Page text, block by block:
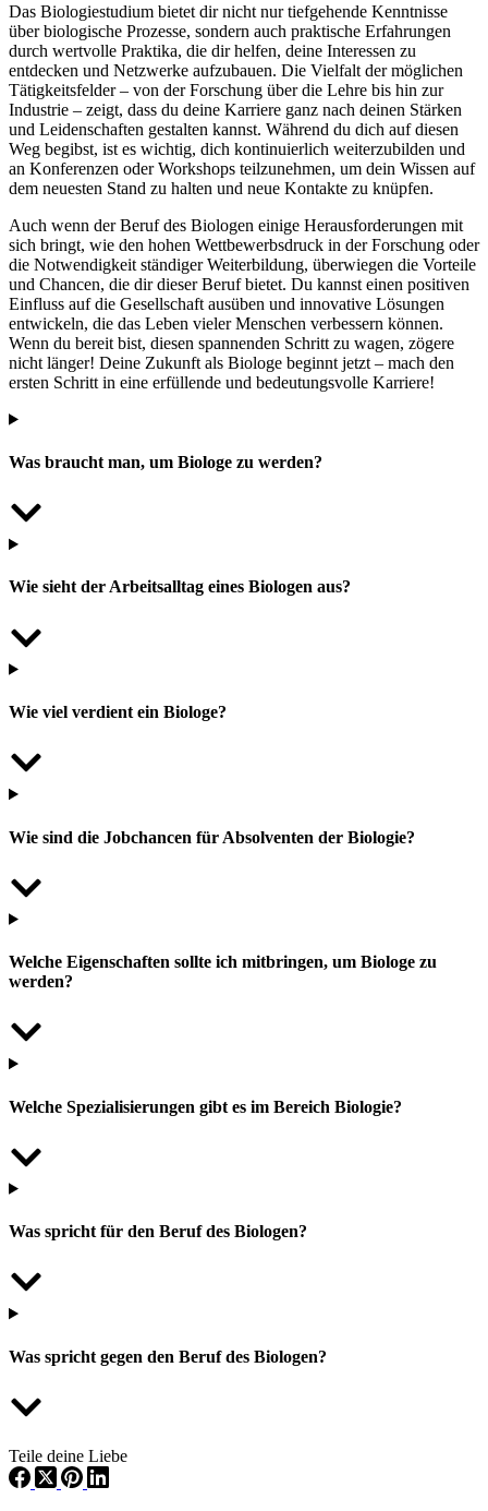
Das Biologiestudium bietet dir nicht nur tiefgehende Kenntnisse
über biologische Prozesse, sondern auch praktische Erfahrungen
durch wertvolle Praktika, die dir helfen, deine Interessen zu
entdecken und Netzwerke aufzubauen. Die Vielfalt der möglichen
Tätigkeitsfelder – von der Forschung über die Lehre bis hin zur
Industrie – zeigt, dass du deine Karriere ganz nach deinen Stärken
und Leidenschaften gestalten kannst. Während du dich auf diesen
Weg begibst, ist es wichtig, dich kontinuierlich weiterzubilden und
an Konferenzen oder Workshops teilzunehmen, um dein Wissen auf
dem neuesten Stand zu halten und neue Kontakte zu knüpfen.
Auch wenn der Beruf des Biologen einige Herausforderungen mit
sich bringt, wie den hohen Wettbewerbsdruck in der Forschung oder
die Notwendigkeit ständiger Weiterbildung, überwiegen die Vorteile
und Chancen, die dir dieser Beruf bietet. Du kannst einen positiven
Einfluss auf die Gesellschaft ausüben und innovative Lösungen
entwickeln, die das Leben vieler Menschen verbessern können.
Wenn du bereit bist, diesen spannenden Schritt zu wagen, zögere
nicht länger! Deine Zukunft als Biologe beginnt jetzt – mach den
ersten Schritt in eine erfüllende und bedeutungsvolle Karriere!
Was braucht man, um Biologe zu werden?
Wie sieht der Arbeitsalltag eines Biologen aus?
Wie viel verdient ein Biologe?
Wie sind die Jobchancen für Absolventen der Biologie?
Welche Eigenschaften sollte ich mitbringen, um Biologe zu
werden?
Welche Spezialisierungen gibt es im Bereich Biologie?
Was spricht für den Beruf des Biologen?
Was spricht gegen den Beruf des Biologen?
Teile deine Liebe